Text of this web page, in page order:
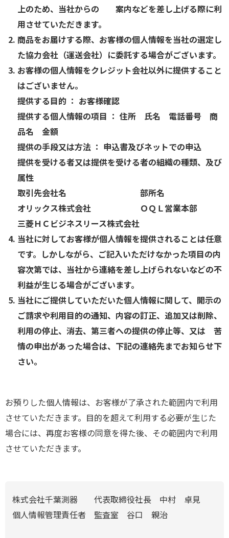
上のため、当社からの 案内などを差し上げる際に利
用させていただきます。
商品をお届けする際、お客様の個人情報を当社の選定し
た協力会社（運送会社）に委託する場合がございます。
お客様の個人情報をクレジット会社以外に提供すること
はございません。
提供する目的 ： お客様確認
提供する個人情報の項目 ： 住所 氏名 電話番号 商
品名 金額
提供の手段又は方法 ： 申込書及びネットでの申込
提供を受ける者又は提供を受ける者の組織の種類、及び
属性
取引先会社名 部所名
オリックス株式会社 ＯＱＬ営業本部
三菱ＨＣビジネスリース株式会社
当社に対してお客様が個人情報を提供されることは任意
です。しかしながら、ご記入いただけなかった項目の内
容次第では、当社から連絡を差し上げられないなどの不
利益が生じる場合がございます。
当社にご提供していただいた個人情報に関して、開示の
ご請求や利用目的の通知、内容の訂正、追加又は削除、
利用の停止、消去、第三者への提供の停止等、又は 苦
情の申出があった場合は、下記の連絡先までお知らせ下
さい。
お預りした個人情報は、お客様が了承された範囲内で利用
させていただきます。目的を超えて利用する必要が生じた
場合には、再度お客様の同意を得た後、その範囲内で利用
させていただきます。
株式会社千葉測器 代表取締役社長 中村 卓見
個人情報管理責任者 監査室 谷口 親治